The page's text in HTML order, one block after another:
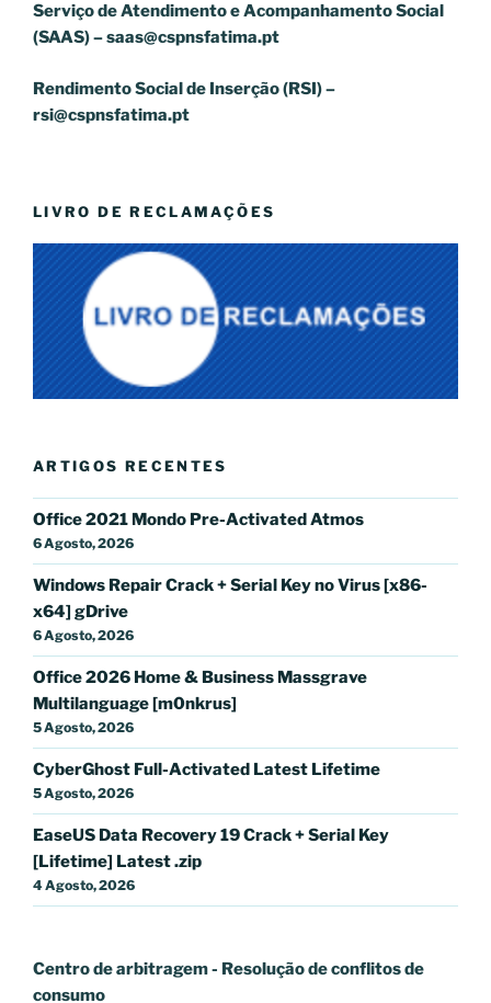
Serviço de Atendimento e Acompanhamento Social
(SAAS) –saas@cspnsfatima.pt
Rendimento Social de Inserção (RSI) –
rsi@cspnsfatima.pt
LIVRO DE RECLAMAÇÕES
ARTIGOS RECENTES
Office 2021 Mondo Pre-Activated Atmos
6 Agosto, 2026
Windows Repair Crack + Serial Key no Virus [x86-
x64] gDrive
6 Agosto, 2026
Office 2026 Home & Business Massgrave
Multilanguage [m0nkrus]
5 Agosto, 2026
CyberGhost Full-Activated Latest Lifetime
5 Agosto, 2026
EaseUS Data Recovery 19 Crack + Serial Key
[Lifetime] Latest .zip
4 Agosto, 2026
Centro de arbitragem - Resolução de conflitosde
consumo